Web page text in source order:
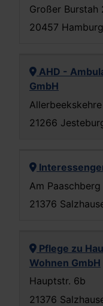
Großer Burstah
20457 Hamburg
AHD -
GmbH
Allerbeekskehre
21266
Am Paaschberg
21376
Pflege zu
Wohnen GmbH
Hauptstr. 6b
21376